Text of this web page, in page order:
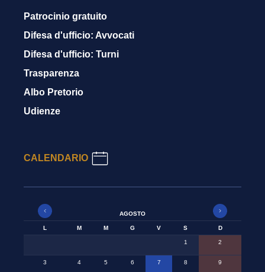
Patrocinio gratuito
Difesa d'ufficio: Avvocati
Difesa d'ufficio: Turni
Trasparenza
Albo Pretorio
Udienze
CALENDARIO
AGOSTO
L M M G V S D
1 2
3 4 5 6 7 8 9